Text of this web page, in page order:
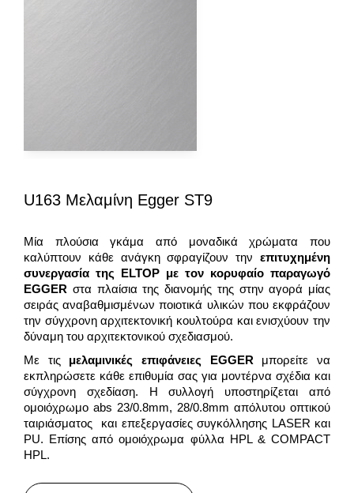
U163 Μελαμίνη Egger ST9
Μία πλούσια γκάμα από μοναδικά χρώματα που
καλύπτουν κάθε ανάγκη σφραγίζουν την επιτυχημένη
συνεργασία της ELTOP με τον κορυφαίο παραγωγό
EGGER στα πλαίσια της διανομής της στην αγορά μίας
σειράς αναβαθμισμένων ποιοτικά υλικών που εκφράζουν
την σύγχρονη αρχιτεκτονική κουλτούρα και ενισχύουν την
δύναμη του αρχιτεκτονικού σχεδιασμού.
Με τις μελαμινικές επιφάνειες EGGER μπορείτε να
εκπληρώσετε κάθε επιθυμία σας για μοντέρνα σχέδια και
σύγχρονη σχεδίαση. Η συλλογή υποστηρίζεται από
ομοιόχρωμο abs 23/0.8mm, 28/0.8mm απόλυτου οπτικού
ταιριάσματος και επεξεργασίες συγκόλλησης LASER και
PU. Επίσης από ομοιόχρωμα φύλλα HPL & COMPACT
HPL.